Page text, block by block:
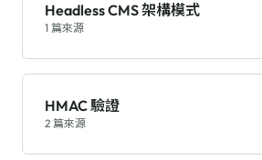
Headless CMS 架構模式
1 篇來源
HMAC 驗證
2 篇來源